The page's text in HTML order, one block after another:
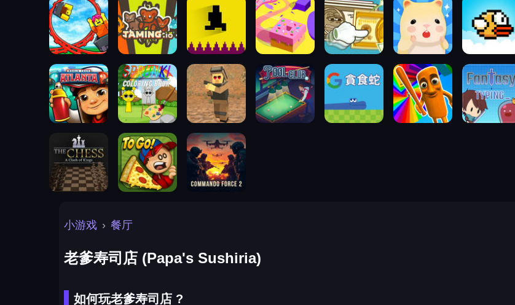
小游戏 › 餐厅
老爹寿司店 (Papa's Sushiria)
如何玩老爹寿司店 ?